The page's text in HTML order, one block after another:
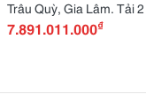
Trâu Quỳ, Gia Lâm. Tải
Thông. Chỉ 7 Tỷ Hơn
7.891.011.000₫